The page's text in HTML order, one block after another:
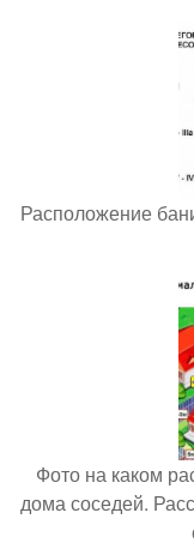
Расположение
Фото на каком
дома соседей.